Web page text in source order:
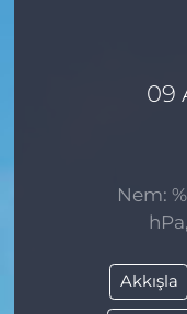
09
Nem:
Akkışla